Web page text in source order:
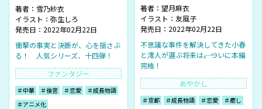
著者： 雪乃紗衣
イラスト： 弥生しろ
発売日：2022年02月22日
衝撃の事実と決断が、心を揺さぶ
る！ 人気シリーズ、十四弾！
ファンタジー
＃中華 ＃後宮 ＃恋愛
＃成長物語
＃アニメ化
著者： 望月麻衣
イラスト： 友風子
発売日：2022年02月22日
不思議な事件を解決してきた小春
と澪人が選ぶ将来は――。ついに本編
完結！
あやかし
＃京都 ＃成長物語 ＃恋愛
＃癒し